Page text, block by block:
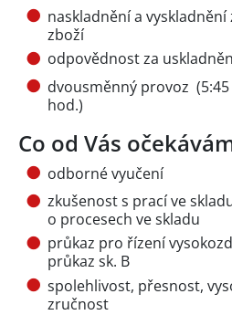
naskladnění a
zboží
odpovědnost za
dvousměnný provoz (5:45
hod.)
Co od Vás
odborné vyučení
zkušenost s prací ve
o procesech ve skladu
průkaz pro řízení
průkaz sk. B
spolehlivost, přesnost,
zručnost